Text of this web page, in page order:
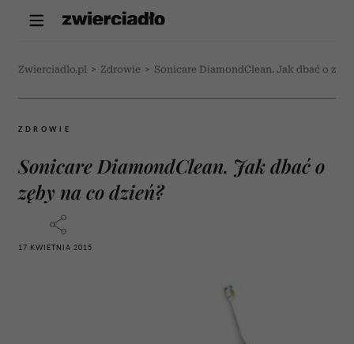
Zwierciadlo.pl > Zdrowie > Sonicare DiamondClean. Jak dbać o
ZDROWIE
Sonicare DiamondClean. Jak dbać o
zęby na co dzień?
17 KWIETNIA 2015